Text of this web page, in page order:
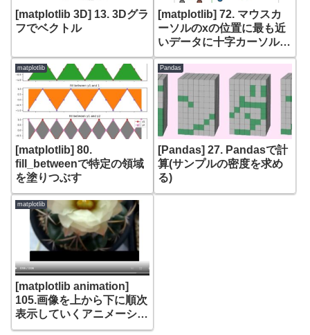
[matplotlib 3D] 13. 3Dグラ
フでベクトル
[matplotlib] 72. マウスカ
ーソルのxの位置に最も近
いデータに十字カーソルを
合わせる
(motion_notify_event)
matplotlib
[matplotlib] 80.
fill_betweenで特定の領域
を塗りつぶす
Pandas
[Pandas] 27. Pandasで計
算(サンプルの密度を求め
る)
matplotlib
[matplotlib animation]
105.画像を上から下に順次
表示していくアニメーショ
ン